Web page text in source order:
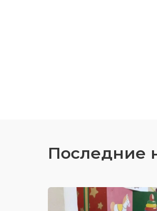
Последние